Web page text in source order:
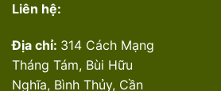
Liên hệ:
Địa chỉ: 314 Cách Mạng
Tháng Tám, Bùi Hữu
Nghĩa, Bình Thủy, Cần